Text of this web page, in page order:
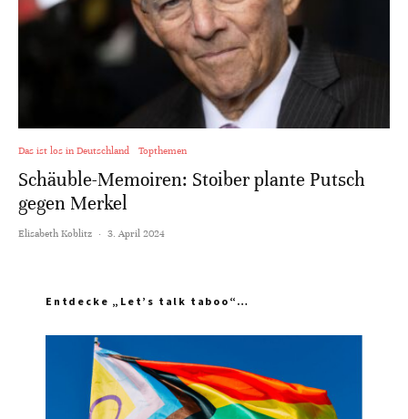
Das ist los in Deutschland Topthemen
Schäuble-Memoiren: Stoiber plante Putsch
gegen Merkel
Elisabeth Koblitz · 3. April 2024
Entdecke „Let’s talk taboo“…